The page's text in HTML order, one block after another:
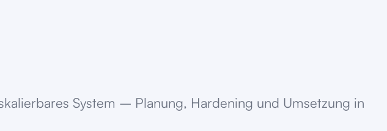
System – Planung, Hardening und Umsetzung in